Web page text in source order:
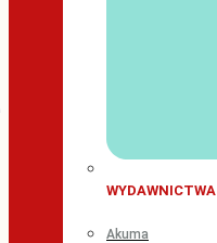
WYDAWNICTWA
Akuma